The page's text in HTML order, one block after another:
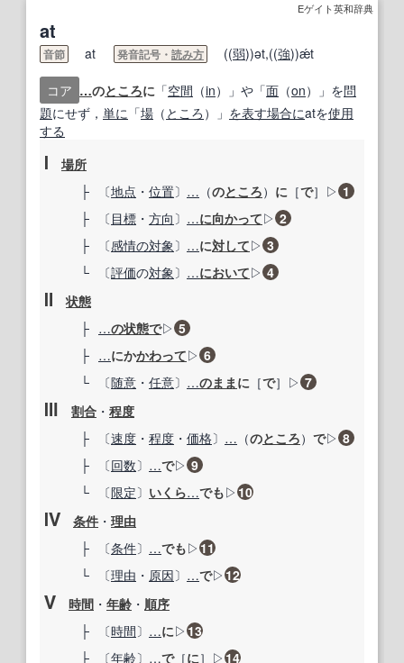
Eゲイト英和辞典
at
音節 at 発音記号・ 読み方 ((弱))ət,((強))ǽt
コア …のところに 「空間 （in）」や「面 （on）」を問
題にせず， 単に 「場 （ ところ ）」 を表す場合にatを使用
する
Ⅰ
場所
├
〔地点 ・ 位置〕 … （のところ） に ［で］ ▷ 1
├
〔 目標 ・ 方向 〕 …に向かって▷ 2
├
〔感情の対象〕 …に対して▷ 3
└
〔評価の対象〕 …において▷ 4
Ⅱ
状態
├ …の状態で▷ 5
├ …にかかわって▷ 6
└
〔随意 ・ 任意〕 …のままに ［で］ ▷ 7
Ⅲ 割合 ・ 程度
├
〔速度 ・ 程度 ・ 価格〕 … （のところ） で▷ 8
├
〔回数〕 …で▷ 9
└
〔限定〕 いくら…でも▷ 10
Ⅳ 条件 ・ 理由
├
〔条件〕 …でも▷ 11
└
〔理由 ・ 原因〕 …で▷ 12
Ⅴ 時間 ・ 年齢 ・ 順序
├
〔時間〕 …に▷ 13
├
〔年齢〕 …で［に］ ▷ 14